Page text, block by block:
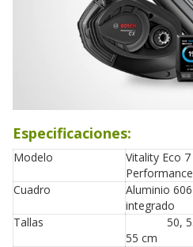
Especificaciones:
Modelo
Vitality Eco
Cuadro
Aluminio
integrado
Tallas
50,
55 cm